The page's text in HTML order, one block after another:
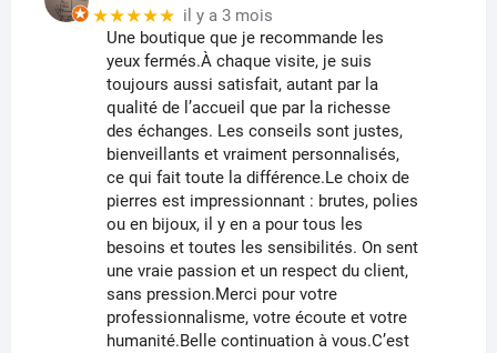
★★★★★ il y a 3 mois
Une boutique que je recommande les
yeux fermés.À chaque visite, je suis
toujours aussi satisfait, autant par la
qualité de l’accueil que par la richesse
des échanges. Les conseils sont justes,
bienveillants et vraiment personnalisés,
ce qui fait toute la différence.Le choix de
pierres est impressionnant : brutes, polies
ou en bijoux, il y en a pour tous les
besoins et toutes les sensibilités. On sent
une vraie passion et un respect du client,
sans pression.Merci pour votre
professionnalisme, votre écoute et votre
humanité.Belle continuation à vous.C’est